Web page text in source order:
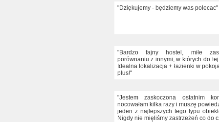
"Dziękujemy - będziemy was polecac"
"Bardzo fajny hostel, miłe
porównaniu z innymi, w których do tej
Idealna lokalizacja + łazienki w
plus!"
"Jestem zaskoczona ostatnim
nocowałam kilka razy i muszę
jeden z najlepszych tego typu
Nigdy nie mięliśmy zastrzeżeń co do